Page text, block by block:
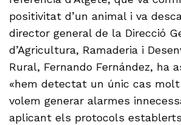
positivitat d’un animal i va
director general de la Direcció
d’Agricultura, Ramaderia i
Rural, Fernando Fernández, ha
«hem detectat un únic cas
volem generar alarmes
aplicant els protocols